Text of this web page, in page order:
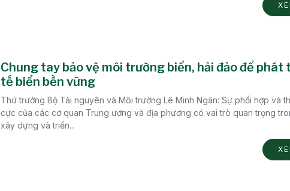
Chung tay bảo vệ môi trường biển, hải đảo để phát
tế biển bền vững
Thứ trưởng Bộ Tài nguyên và Môi trưởng Lê Minh Ngân: Sự phối hợp và
cực của các cơ quan Trung ương và địa phương có vai trò quan trọng
xây dựng và triển...